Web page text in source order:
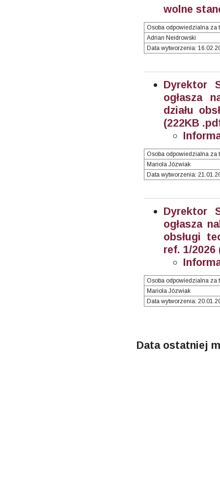
wolne
Osoba odpowiedzialna za
Adrian Neidrowski
Data wytworzenia:
Dyrektor
ogłasza
działu
(222KB
Osoba odpowiedzialna za
Mariola Józwiak
Data wytworzenia:
Dyrektor
ogłasza
obsługi
ref. 1/2026
Osoba odpowiedzialna za
Mariola Józwiak
Data wytworzenia:
Data ostatniej